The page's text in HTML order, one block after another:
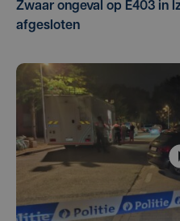
Zwaar ongeval op E403 in
afgesloten